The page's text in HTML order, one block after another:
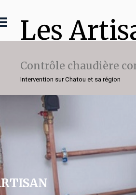
Les
Contrôle chaudière
Intervention sur Chatou et sa région